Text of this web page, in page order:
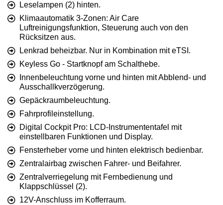
Leselampen (2) hinten.
Klimaautomatik 3-Zonen: Air Care
Luftreinigungsfunktion, Steuerung auch von den
Rücksitzen aus.
Lenkrad beheizbar. Nur in Kombination mit eTSI.
Keyless Go - Startknopf am Schalthebe.
Innenbeleuchtung vorne und hinten mit Abblend- und
Ausschallkverzögerung.
Gepäckraumbeleuchtung.
Fahrprofileinstellung.
Digital Cockpit Pro: LCD-Instrumententafel mit
einstellbaren Funktionen und Display.
Fensterheber vorne und hinten elektrisch bedienbar.
Zentralairbag zwischen Fahrer- und Beifahrer.
Zentralverriegelung mit Fernbedienung und
Klappschlüssel (2).
12V-Anschluss im Kofferraum.